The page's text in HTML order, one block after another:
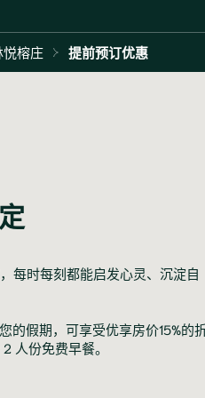
悦榕庄 提前预订优惠
每时每刻都能启发心灵、沉淀自
的假期，可享受优享房价15%的
人份免费早餐。